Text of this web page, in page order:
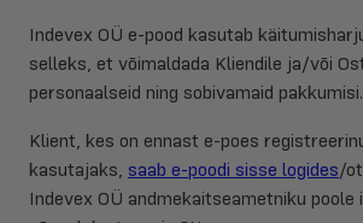
Indevex OÜ e-pood kasutab
selleks, et võimaldada Kliendile ja/või
personaalseid ning sobivamaid pakkumisi.
Klient, kes on ennast e-poes
kasutajaks, saab e-poodi sisse logides/
Indevex OÜ andmekaitseametniku poole